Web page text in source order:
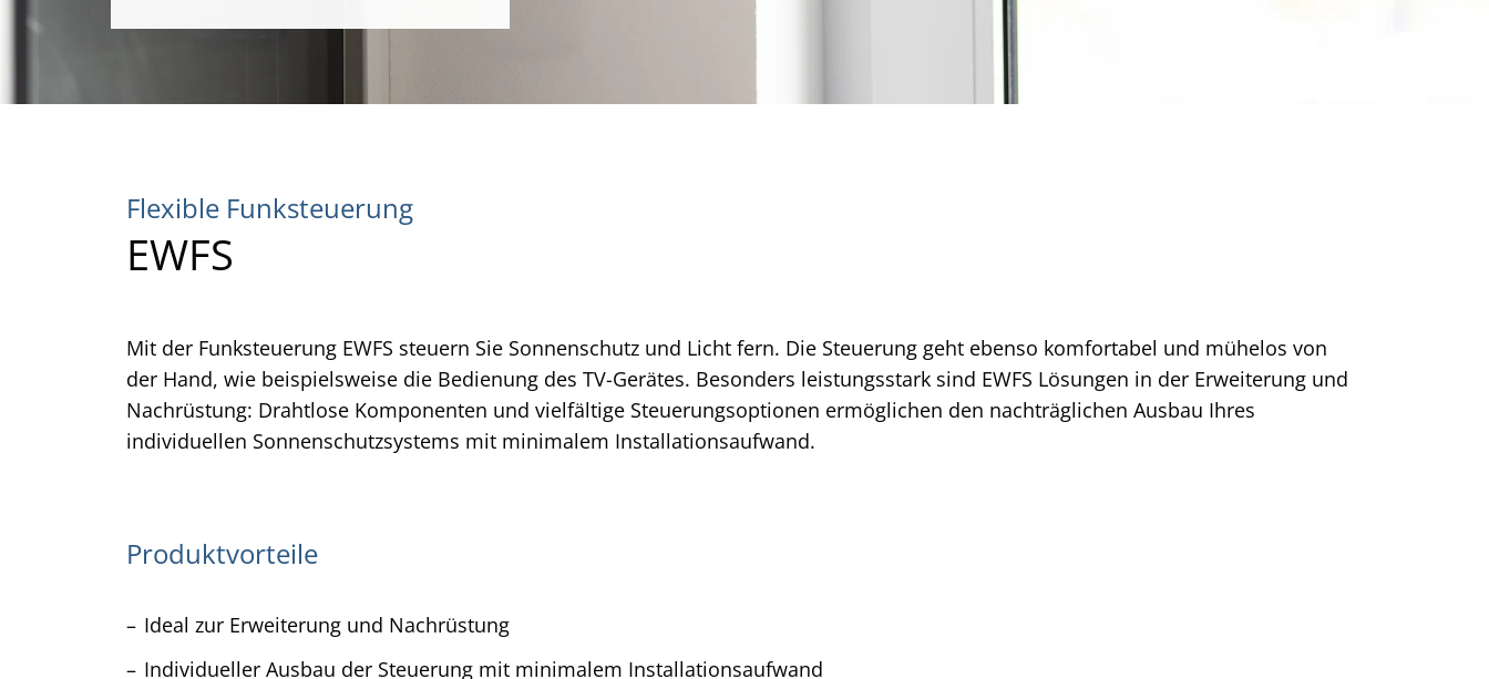
Flexible Funksteuerung
EWFS
Mit der Funksteuerung EWFS steuern Sie Sonnenschutz und Licht fern. Die Steuerung geht ebenso komfortabel und mühelos von
der Hand, wie beispielsweise die Bedienung des TV-Gerätes. Besonders leistungsstark sind EWFS Lösungen in der Erweiterung und
Nachrüstung: Drahtlose Komponenten und vielfältige Steuerungsoptionen ermöglichen den nachträglichen Ausbau Ihres
individuellen Sonnenschutzsystems mit minimalem Installationsaufwand.
Produktvorteile
Ideal zur Erweiterung und Nachrüstung
Individueller Ausbau der Steuerung mit minimalem Installationsaufwand